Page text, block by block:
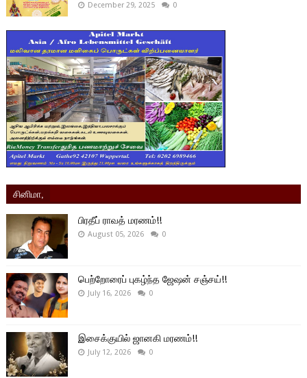
December 29, 2025 0
சினிமா,
பிரதீப் ராவத் மரணம்!!
August 05, 2026 0
பெற்றோரைப் புகழ்ந்த ஜேஷன் சஞ்சய்!!
July 16, 2026 0
இசைக்குயில் ஜானகி மரணம்!!
July 12, 2026 0